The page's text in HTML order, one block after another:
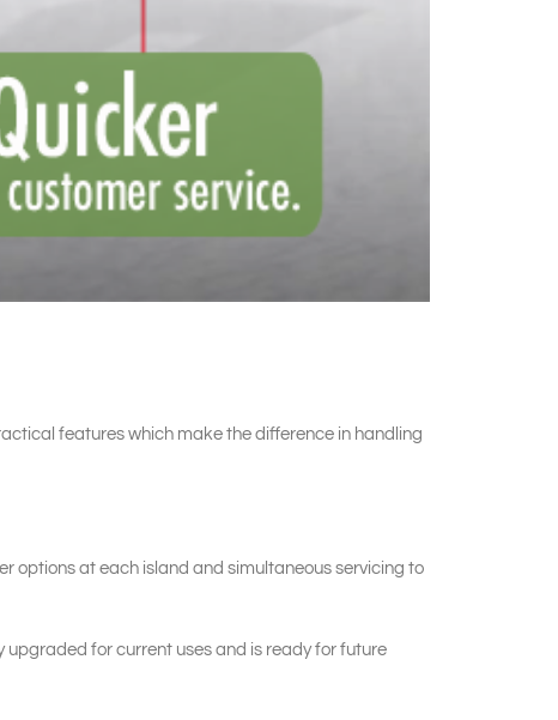
features which make the difference in handling
options at each island and simultaneous servicing to
for current uses and is ready for future